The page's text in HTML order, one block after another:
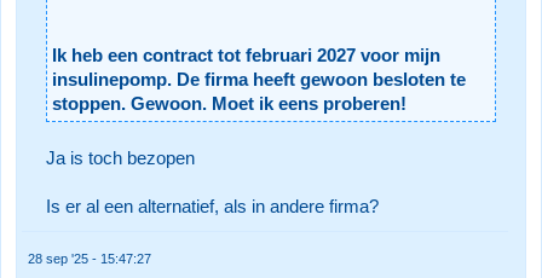
Ik heb een contract tot februari 2027 voor mijn
insulinepomp. De firma heeft gewoon besloten te
stoppen. Gewoon. Moet ik eens proberen!
Ja is toch bezopen
Is er al een alternatief, als in andere firma?
28 sep '25 - 15:47:27